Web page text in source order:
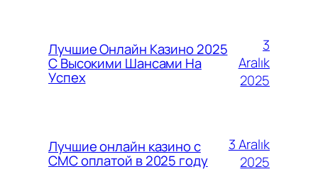
Лучшие Онлайн Казино 2025
С Высокими Шансами На
Успех
3
Aralık
2025
Лучшие онлайн казино с
СМС оплатой в 2025 году
3 Aralık
2025